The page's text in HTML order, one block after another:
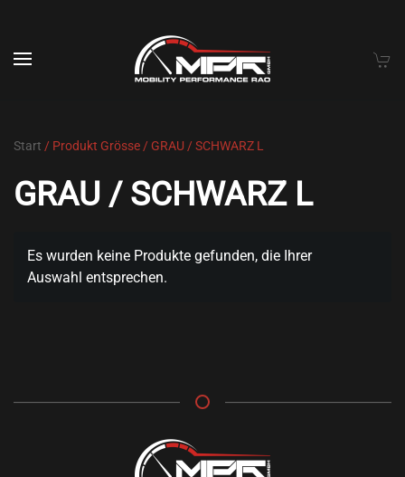
Skip to main content
Start / Produkt Grösse / GRAU / SCHWARZ L
GRAU / SCHWARZ L
Es wurden keine Produkte gefunden, die Ihrer
Auswahl entsprechen.